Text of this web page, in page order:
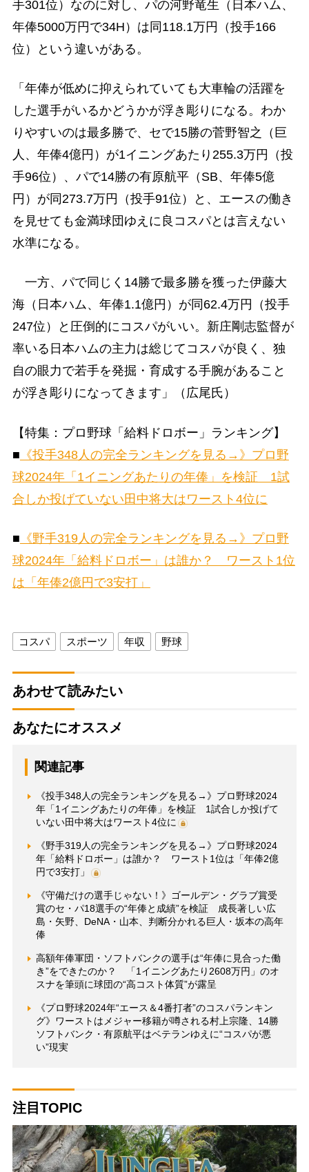
手301位）なのに対し、パの河野竜生（日本ハム、
年俸5000万円で34H）は同118.1万円（投手166
位）という違いがある。
「年俸が低めに抑えられていても大車輪の活躍を
した選手がいるかどうかが浮き彫りになる。わか
りやすいのは最多勝で、セで15勝の菅野智之（巨
人、年俸4億円）が1イニングあたり255.3万円（投
手96位）、パで14勝の有原航平（SB、年俸5億
円）が同273.7万円（投手91位）と、エースの働き
を見せても金満球団ゆえに良コスパとは言えない
水準になる。
一方、パで同じく14勝で最多勝を獲った伊藤大
海（日本ハム、年俸1.1億円）が同62.4万円（投手
247位）と圧倒的にコスパがいい。新庄剛志監督が
率いる日本ハムの主力は総じてコスパが良く、独
自の眼力で若手を発掘・育成する手腕があること
が浮き彫りになってきます」（広尾氏）
【特集：プロ野球「給料ドロボー」ランキング】
■ 《投手348人の完全ランキングを見る→》プロ野
球2024年「1イニングあたりの年俸」を検証 1試
合しか投げていない田中将大はワースト4位に
■ 《野手319人の完全ランキングを見る→》プロ野
球2024年「給料ドロボー」は誰か？ ワースト1位
は「年俸2億円で3安打」
コスパ スポーツ 年収 野球
あわせて読みたい
あなたにオススメ
関連記事
《投手348人の完全ランキングを見る→》プロ野球2024
年「1イニングあたりの年俸」を検証 1試合しか投げて
いない田中将大はワースト4位に
《野手319人の完全ランキングを見る→》プロ野球2024
年「給料ドロボー」は誰か？ ワースト1位は「年俸2億
円で3安打」
《守備だけの選手じゃない！》ゴールデン・グラブ賞受
賞のセ・パ18選手の“年俸と成績”を検証 成長著しい広
島・矢野、DeNA・山本、判断分かれる巨人・坂本の高年
俸
高額年俸軍団・ソフトバンクの選手は“年俸に見合った働
き”をできたのか？ 「1イニングあたり2608万円」のオ
スナを筆頭に球団の“高コスト体質”が露呈
《プロ野球2024年“エース＆4番打者”のコスパランキン
グ》ワーストはメジャー移籍が噂される村上宗隆、14勝
ソフトバンク・有原航平はベテランゆえに“コスパが悪
い”現実
注目TOPIC